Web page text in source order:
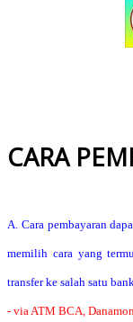
CARA
A. Cara pembayaran
memilih cara yang
transfer ke salah satu
- via ATM BCA,